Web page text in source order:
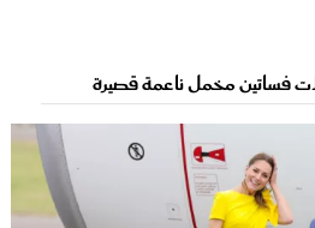
فساتين مخمل ناعمة قصيرة